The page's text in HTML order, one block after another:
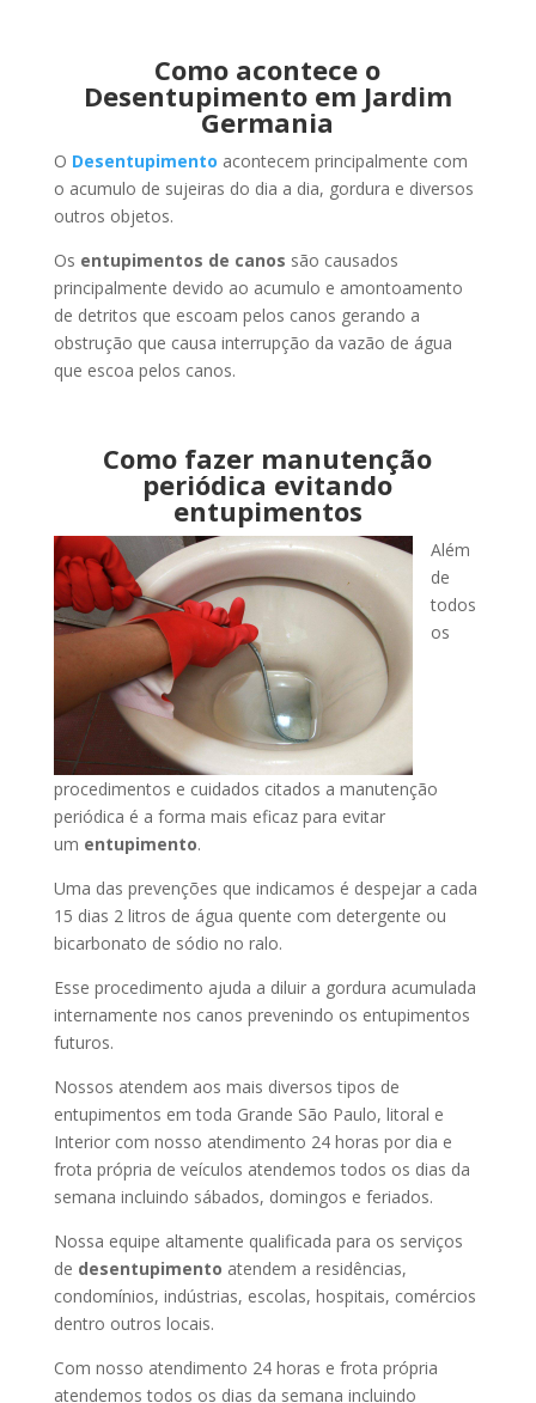
Como acontece o
Desentupimento em Jardim
Germania
O Desentupimento acontecem principalmente com
o acumulo de sujeiras do dia a dia, gordura e diversos
outros objetos.
Os entupimentos de canos são causados
principalmente devido ao acumulo e amontoamento
de detritos que escoam pelos canos gerando a
obstrução que causa interrupção da vazão de água
que escoa pelos canos.
Como fazer manutenção
periódica evitando
entupimentos
Além
de
todos
os
procedimentos e cuidados citados a manutenção
periódica é a forma mais eficaz para evitar
um entupimento.
Uma das prevenções que indicamos é despejar a cada
15 dias 2 litros de água quente com detergente ou
bicarbonato de sódio no ralo.
Esse procedimento ajuda a diluir a gordura acumulada
internamente nos canos prevenindo os entupimentos
futuros.
Nossos atendem aos mais diversos tipos de
entupimentos em toda Grande São Paulo, litoral e
Interior com nosso atendimento 24 horas por dia e
frota própria de veículos atendemos todos os dias da
semana incluindo sábados, domingos e feriados.
Nossa equipe altamente qualificada para os serviços
de desentupimento atendem a residências,
condomínios, indústrias, escolas, hospitais, comércios
dentro outros locais.
Com nosso atendimento 24 horas e frota própria
atendemos todos os dias da semana incluindo